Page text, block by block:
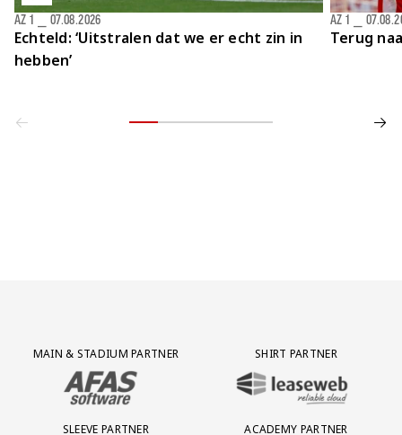
Echteld: ‘Uitstralen dat we er echt zin in
hebben’
AZ 1 07.08.2026
Terug
AZ 1
Partner Logos Grid
MAIN & STADIUM PARTNER
BEZOEK ONZE MAIN & STADIUM PARTNER AFAS SOFTWARE
SHIRT PARTNER
BEZOEK ONZE SHIRT PARTNER
SLEEVE PARTNER
ACADEMY PARTNER